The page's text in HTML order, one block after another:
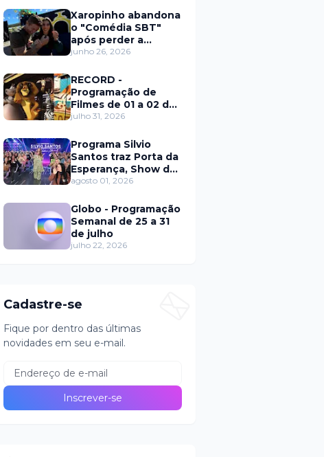
trás de fraude
internacional
Xaropinho abandona
o "Comédia SBT"
após perder a
paciência com Sarro
junho 26, 2026
RECORD -
Programação de
Filmes de 01 a 02 de
agosto
julho 31, 2026
Programa Silvio
Santos traz Porta da
Esperança, Show de
Calouros e Qual é a
domingo (2)
agosto 01, 2026
Globo - Programação
Semanal de 25 a 31
de julho
julho 22, 2026
Cadastre-se
Fique por dentro das últimas
novidades em seu e-mail.